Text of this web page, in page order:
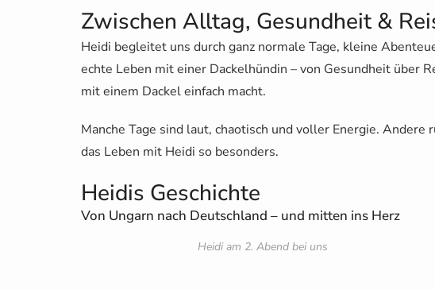
Zwischen Alltag, Gesundheit &
Heidi begleitet uns durch ganz normale Tage, kleine
echte Leben mit einer Dackelhündin – von Gesundheit über
mit einem Dackel einfach macht.
Manche Tage sind laut, chaotisch und voller Energie.
das Leben mit Heidi so besonders.
Heidis Geschichte
Von Ungarn nach Deutschland – und mitten ins Herz
Heidi am 2. Abend bei uns